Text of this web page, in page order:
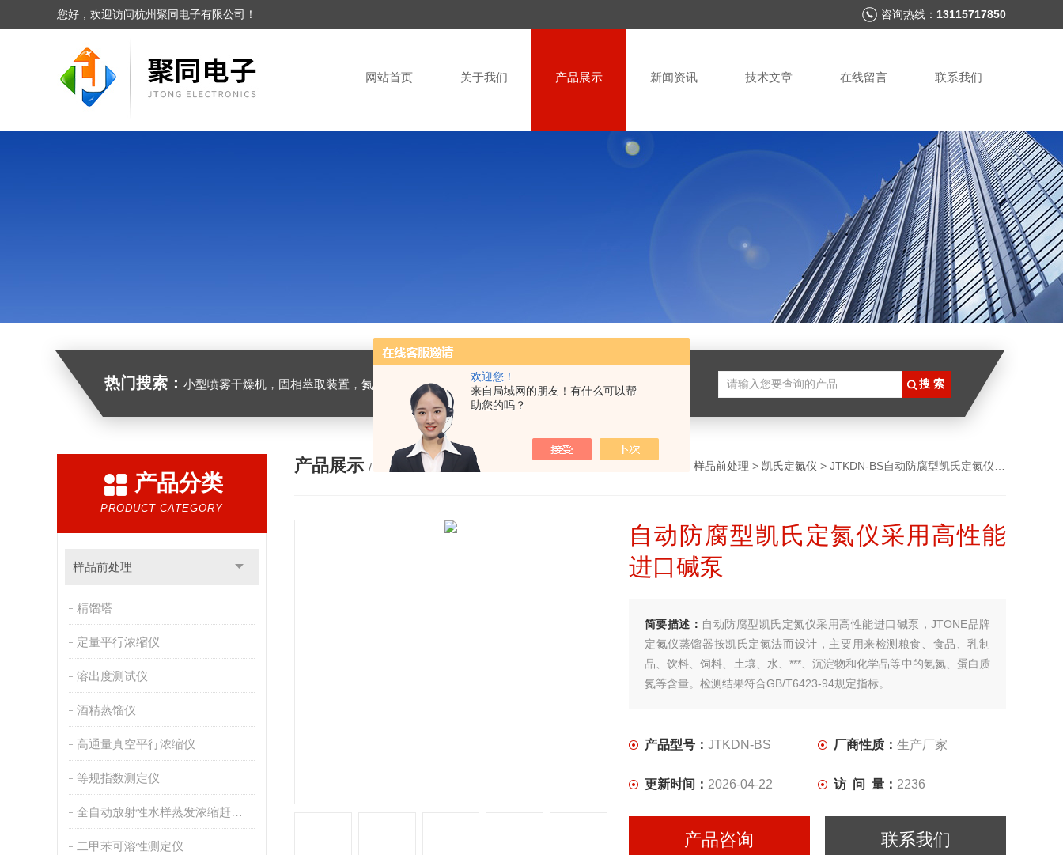
欢迎您！
来自局域网的朋友！有什么可以帮
助您的吗？
您好，欢迎访问杭州聚同电子有限公司！ 咨询热线： 13115717850
网站首页 关于我们 产品展示 新闻资讯 技术文章 在线留言 联系我们
热门搜索： 小型喷雾干燥机，固相萃取装置，氮吹仪，光化学反应仪，低温恒温槽，超声波细胞粉碎机，融浆机，超声波清洗机，血球分类计数器，干燥箱培养箱
产品分类
PRODUCT CATEGORY
样品前处理
精馏塔
定量平行浓缩仪
溶出度测试仪
酒精蒸馏仪
高通量真空平行浓缩仪
等规指数测定仪
全自动放射性水样蒸发浓缩赶酸仪
二甲苯可溶性测定仪
产品展示 / PRODUCTS > 样品前处理 > 凯氏定氮仪 > JTKDN-BS自动防腐型凯氏定氮仪采用高性能进口碱泵
自动防腐型凯氏定氮仪采用高性能
进口碱泵
简要描述： 自动防腐型凯氏定氮仪采用高性能进口碱泵，JTONE品牌
定氮仪蒸馏器按凯氏定氮法而设计，主要用来检测粮食、食品、乳制
品、饮料、饲料、土壤、水、***、沉淀物和化学品等中的氨氮、蛋白质
氮等含量。检测结果符合GB/T6423-94规定指标。
产品型号： JTKDN-BS 厂商性质： 生产厂家
更新时间： 2026-04-22 访 问 量： 2236
产品咨询 联系我们